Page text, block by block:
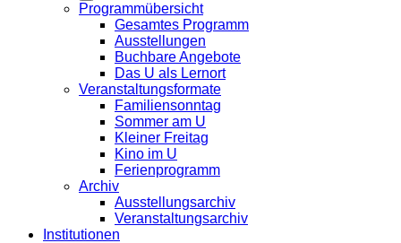
Programmübersicht
Gesamtes Programm
Ausstellungen
Buchbare Angebote
Das U als Lernort
Veranstaltungsformate
Familiensonntag
Sommer am U
Kleiner Freitag
Kino im U
Ferienprogramm
Archiv
Ausstellungsarchiv
Veranstaltungsarchiv
Institutionen